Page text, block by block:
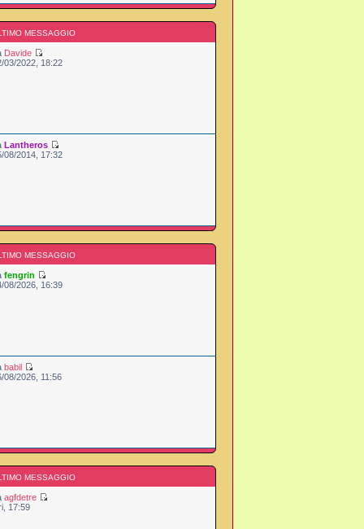
MESSAGGIO
Davide
03/2022, 18:22
Lantheros
08/2014, 17:32
MESSAGGIO
fengrin
08/2026, 16:39
babil
08/2026, 11:56
MESSAGGIO
agfdetre
17:59